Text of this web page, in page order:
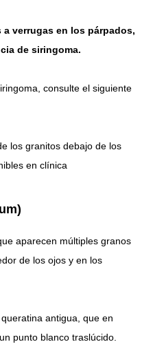
verrugas en los párpados,
de siringoma.
consulte el siguiente
los granitos debajo de los
en clínica
aparecen múltiples granos
de los ojos y en los
antigua, que en
punto blanco traslúcido.